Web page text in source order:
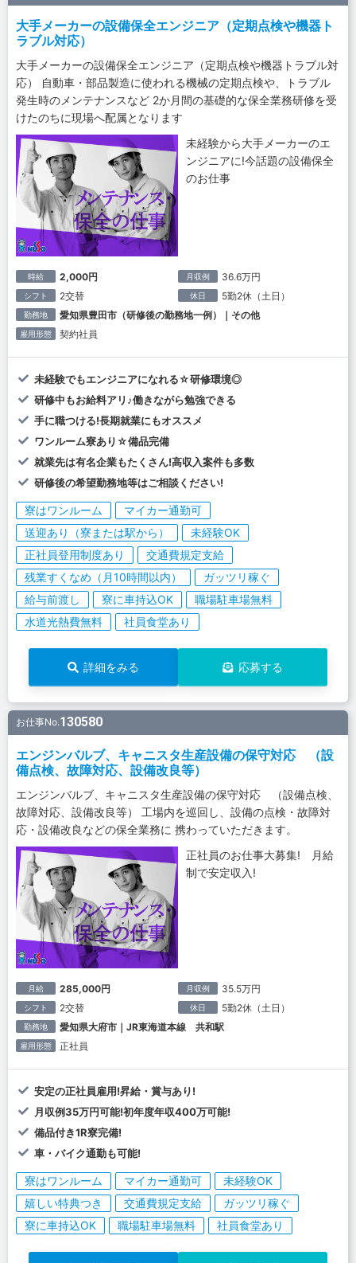
大手メーカーの設備保全エンジニア（定期点検や機器ト
ラブル対応）
大手メーカーの設備保全エンジニア（定期点検や機器トラブル対
応） 自動車・部品製造に使われる機械の定期点検や、トラブル
発生時のメンテナンスなど 2か月間の基礎的な保全業務研修を受
けたのちに現場へ配属となります
未経験から大手メーカーのエ
ンジニアに!今話題の設備保全
のお仕事
時給 2,000円 月収例 36.6万円
シフト 2交替 休日 5勤2休（土日）
勤務地 愛知県豊田市（研修後の勤務地一例）｜その他
雇用形態 契約社員
未経験でもエンジニアになれる☆研修環境◎
研修中もお給料アリ♪働きながら勉強できる
手に職つける!長期就業にもオススメ
ワンルーム寮あり☆備品完備
就業先は有名企業もたくさん!高収入案件も多数
研修後の希望勤務地等はご相談ください!
寮はワンルーム
マイカー通勤可
送迎あり（寮または駅から）
未経験OK
正社員登用制度あり
交通費規定支給
残業すくなめ（月10時間以内）
ガッツリ稼ぐ
給与前渡し
寮に車持込OK
職場駐車場無料
水道光熱費無料
社員食堂あり
詳細をみる 応募する
お仕事No.130580
エンジンバルブ、キャニスタ生産設備の保守対応 （設
備点検、故障対応、設備改良等）
エンジンバルブ、キャニスタ生産設備の保守対応 （設備点検、
故障対応、設備改良等） 工場内を巡回し、設備の点検・故障対
応・設備改良などの保全業務に 携わっていただきます。
正社員のお仕事大募集! 月給
制で安定収入!
月給 285,000円 月収例 35.5万円
シフト 2交替 休日 5勤2休（土日）
勤務地 愛知県大府市｜JR東海道本線 共和駅
雇用形態 正社員
安定の正社員雇用!昇給・賞与あり!
月収例35万円可能!初年度年収400万可能!
備品付き1R寮完備!
車・バイク通勤も可能!
寮はワンルーム マイカー通勤可
未経験OK
嬉しい特典つき
交通費規定支給
ガッツリ稼ぐ
寮に車持込OK
職場駐車場無料 社員食堂あり